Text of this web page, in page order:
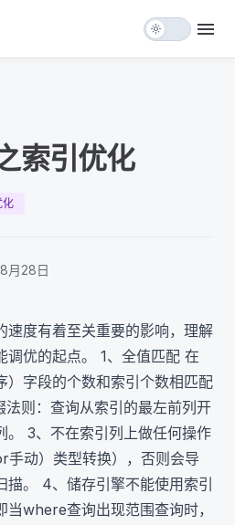
light_mode menu
索引优化
化
月28日
速度有着至关重要的影响，理解
调优的起点。 1、全值匹配 在
）字段的个数和索引个数相匹配
则：查询从索引的最左前列开
。 3、不在索引列上做任何操作
手动）类型转换），否则会导
。 4、储存引擎不能使用索引
where查询出现范围查询时，